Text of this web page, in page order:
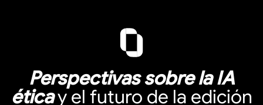
Perspectivas sobre la IA
éticay el futuro de la edición